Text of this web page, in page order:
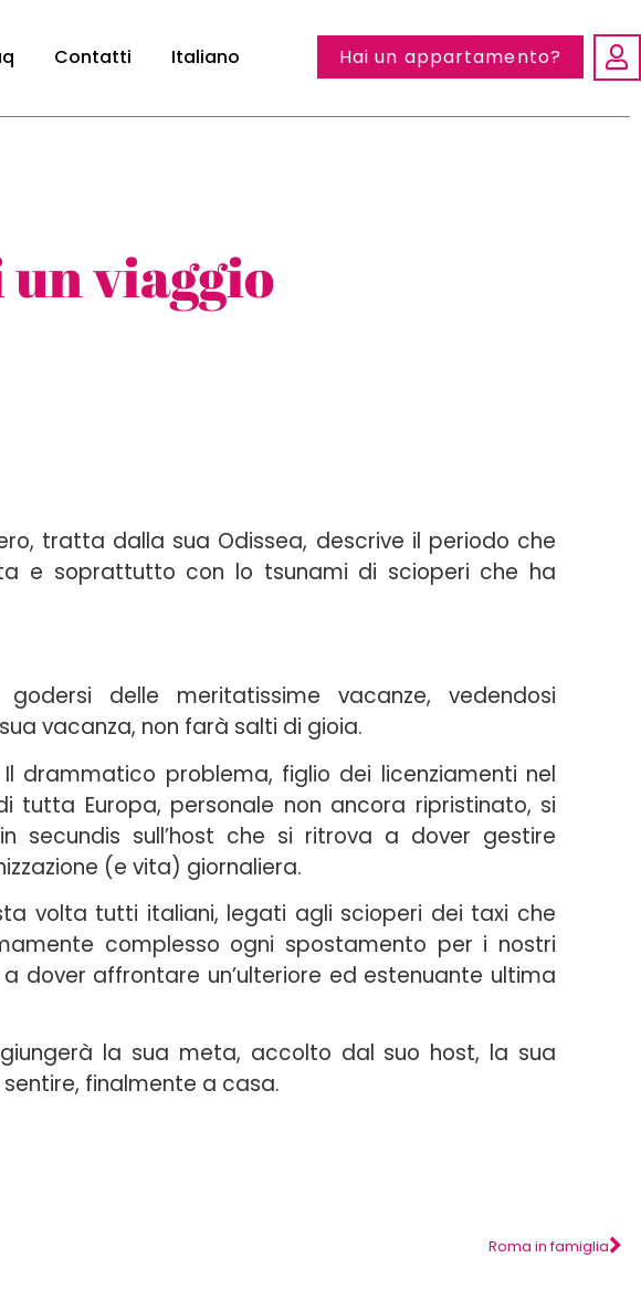
Contatti Italiano Hai un appartamento?
un viaggio
tratta dalla sua Odissea, descrive il periodo che
e soprattutto con lo tsunami di scioperi che ha
delle meritatissime vacanze, vedendosi
vacanza, non farà salti di gioia.
drammatico problema, figlio dei licenziamenti nel
Europa, personale non ancora ripristinato, si
sull’host che si ritrova a dover gestire
(e vita) giornaliera.
volta tutti italiani, legati agli scioperi dei taxi che
complesso ogni spostamento per i nostri
dover affrontare un’ulteriore ed estenuante ultima
la sua meta, accolto dal suo host, la sua
finalmente a casa.
Roma in famiglia